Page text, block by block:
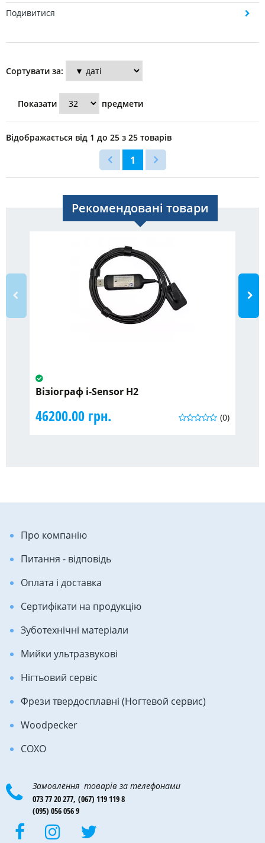
Подивитися
Сортувати за:
Показати предмети
Відображається від 1 до 25 з 25 товарів
1
Рекомендовані товари
Візіограф i-Sensor H2
(0)
46200.00 грн.
Про компанію
Питання - відповідь
Оплата і доставка
Сертифікати на продукцію
Зуботехнічні матеріали
Мийки ультразвукові
Нігтьовий сервіс
Фрези твердосплавні (Ногтевой сервис)
Woodpecker
COXO
Замовлення товарів за телефонами
073 77 20 277, (067) 119 119 8
(095) 056 056 9